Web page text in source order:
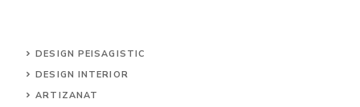
DESIGN PEISAGISTIC
DESIGN INTERIOR
ARTIZANAT